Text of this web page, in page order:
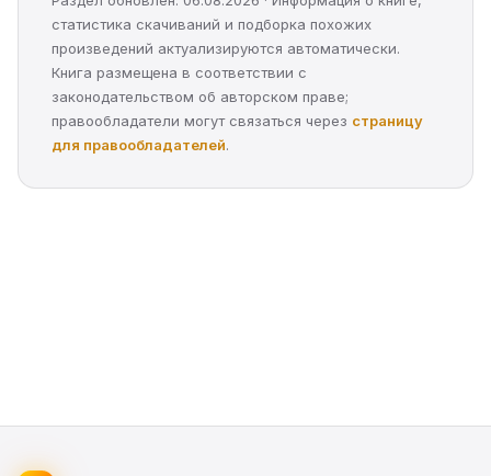
статистика скачиваний и подборка похожих
произведений актуализируются автоматически.
Книга размещена в соответствии с
законодательством об авторском праве;
правообладатели могут связаться через страницу
для правообладателей.